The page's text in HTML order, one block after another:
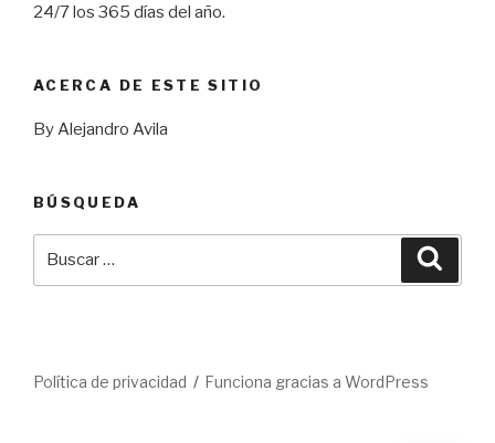
24/7 los 365 días del año.
ACERCA DE ESTE SITIO
By Alejandro Avila
BÚSQUEDA
Política de privacidad Funciona gracias a WordPress